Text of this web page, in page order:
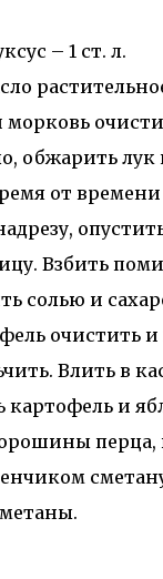
– 1 ст. л.
морковь
обжарить
от
Взбить
солью и
очистить
Влить в
и
перца,